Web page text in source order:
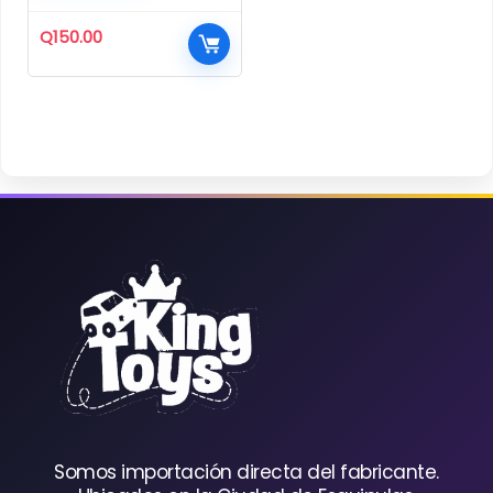
Q150.00
Somos importación directa del fabricante.